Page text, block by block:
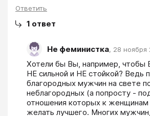
Ответить
1 ответ
Не феминистка, 28 ноября
Хотели бы Вы, например, чтобы
НЕ сильной и НЕ стойкой? Ведь
благородных мужчин на свете
неблагородных (а попросту -
отношения которых к женщинам
желать лучшего. Многих